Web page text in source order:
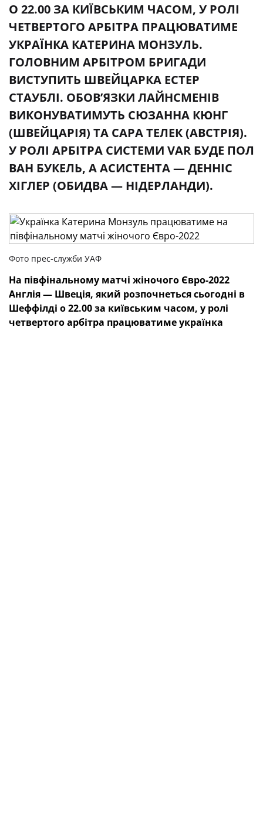
О 22.00 ЗА КИЇВСЬКИМ ЧАСОМ, У РОЛІ
ЧЕТВЕРТОГО АРБІТРА ПРАЦЮВАТИМЕ
УКРАЇНКА КАТЕРИНА МОНЗУЛЬ.
ГОЛОВНИМ АРБІТРОМ БРИГАДИ
ВИСТУПИТЬ ШВЕЙЦАРКА ЕСТЕР
СТАУБЛІ. ОБОВ’ЯЗКИ ЛАЙНСМЕНІВ
ВИКОНУВАТИМУТЬ СЮЗАННА КЮНГ
(ШВЕЙЦАРІЯ) ТА САРА ТЕЛЕК (АВСТРІЯ).
У РОЛІ АРБІТРА СИСТЕМИ VAR БУДЕ ПОЛ
ВАН БУКЕЛЬ, А АСИСТЕНТА — ДЕННІС
ХІГЛЕР (ОБИДВА — НІДЕРЛАНДИ).
Фото прес-служби УАФ
На півфінальному матчі жіночого Євро-2022
Англія — Швеція, який розпочнеться сьогодні в
Шеффілді о 22.00 за київським часом, у ролі
четвертого арбітра працюватиме українка